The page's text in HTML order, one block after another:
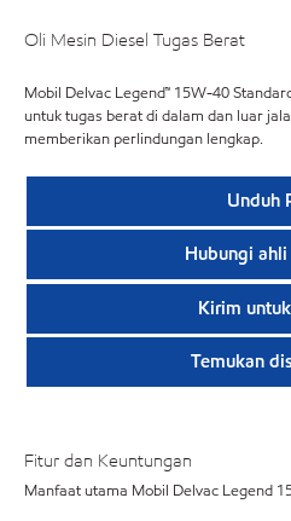
Oli Mesin Diesel Tugas Berat
Mobil Delvac Legend™ 15W-40
untuk tugas berat di dalam dan luar
memberikan perlindungan lengkap.
Unduh
Hubungi
Kirim
Temukan
Fitur dan Keuntungan
Manfaat utama Mobil Delvac Legend